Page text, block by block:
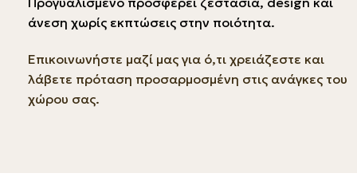
άνεση χωρίς εκπτώσεις στην ποιότητα.
Επικοινωνήστε μαζί μας για ό,τι χρειάζεστε και
λάβετε πρόταση προσαρμοσμένη στις ανάγκες του
χώρου σας.